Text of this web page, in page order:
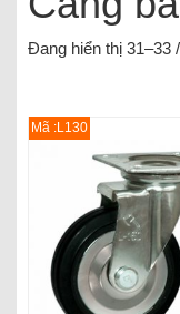
Đang hiển thị 31–33
Mã :L130